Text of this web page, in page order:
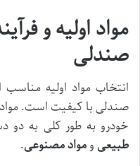
مواد اولیه و
صندلی
انتخاب مواد اولیه
صندلی با کیفیت است.
خودرو به طور کلی به
طبیعی ومواد مصنوعی.